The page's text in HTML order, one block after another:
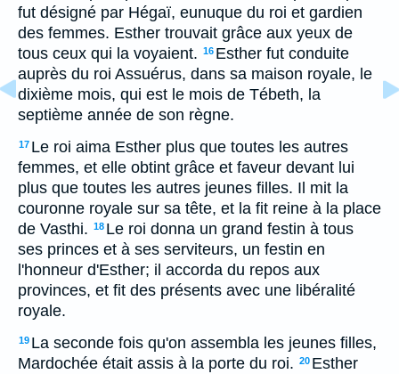
fut désigné par Hégaï, eunuque du roi et gardien
des femmes. Esther trouvait grâce aux yeux de
tous ceux qui la voyaient. 16 Esther fut conduite
auprès du roi Assuérus, dans sa maison royale, le
dixième mois, qui est le mois de Tébeth, la
septième année de son règne.
17 Le roi aima Esther plus que toutes les autres
femmes, et elle obtint grâce et faveur devant lui
plus que toutes les autres jeunes filles. Il mit la
couronne royale sur sa tête, et la fit reine à la place
de Vasthi. 18 Le roi donna un grand festin à tous
ses princes et à ses serviteurs, un festin en
l'honneur d'Esther; il accorda du repos aux
provinces, et fit des présents avec une libéralité
royale.
19 La seconde fois qu'on assembla les jeunes filles,
Mardochée était assis à la porte du roi. 20 Esther